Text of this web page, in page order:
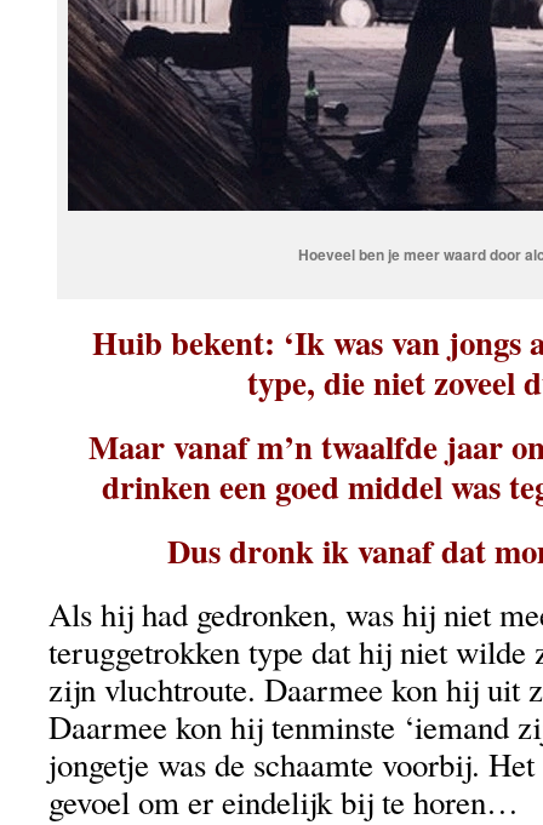
Hoeveel ben je meer waard door
Huib bekent: ‘Ik was van jongs
type, die niet zoveel
Maar vanaf m’n twaalfde jaar
drinken een goed middel was
Dus dronk ik vanaf dat
Als hij had gedronken, was hij niet
teruggetrokken type dat hij niet wilde
zijn vluchtroute. Daarmee kon hij uit
Daarmee kon hij tenminste ‘iemand
jongetje was de schaamte voorbij.
gevoel om er eindelijk bij te horen…